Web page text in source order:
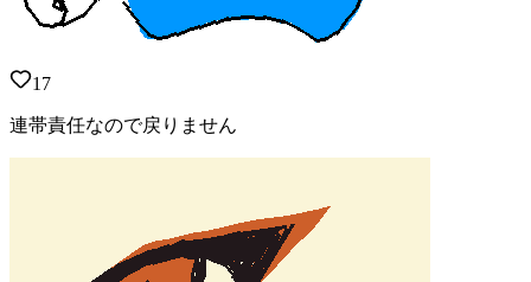
17
連帯責任なので戻りません